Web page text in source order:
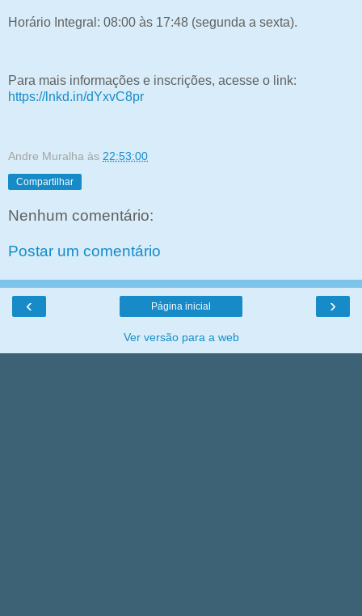
Horário Integral: 08:00 às 17:48 (segunda a sexta).
Para mais informações e inscrições, acesse o link:
https://lnkd.in/dYxvC8pr
Andre Muralha às 22:53:00
Compartilhar
Nenhum comentário:
Postar um comentário
‹ ›
Página inicial
Ver versão para a web